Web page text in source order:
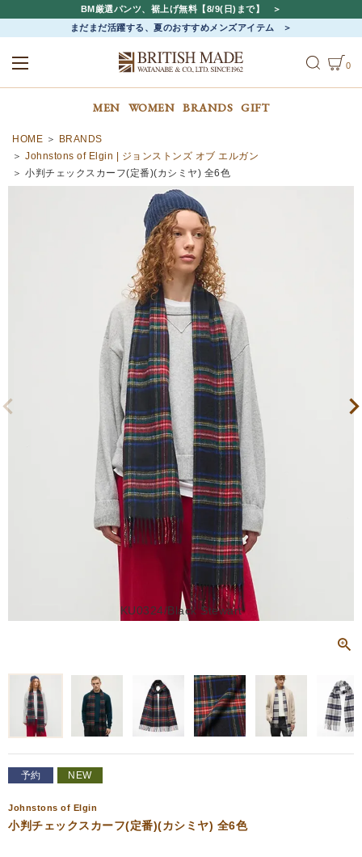
BM厳選パンツ、裾上げ無料【8/9(日)まで】
まだまだ活躍する、夏のおすすめメンズアイテム
0
MEN WOMEN BRANDS GIFT
HOME
BRANDS
Johnstons of Elgin | ジョンストンズ オブ エルガン
小判チェックスカーフ(定番)(カシミヤ) 全6色
KU0324/Black Stewart
予約 NEW
Johnstons of Elgin
小判チェックスカーフ(定番)(カシミヤ) 全6色